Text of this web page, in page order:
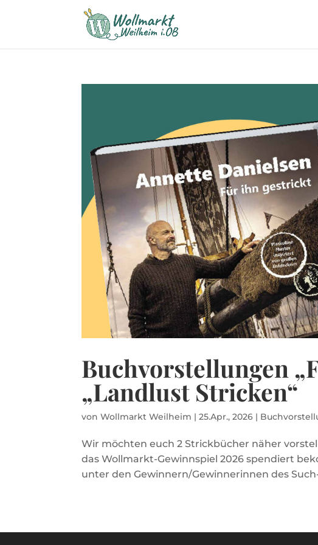
Buchvorstellungen
„Landlust Stricken“
vonWollmarkt Weilheim |25.Apr., 2026 |
Wir möchten euch 2 Strickbücher näher
das Wollmarkt-Gewinnspiel 2026 spendiert
unter den Gewinnern/Gewinnerinnen des